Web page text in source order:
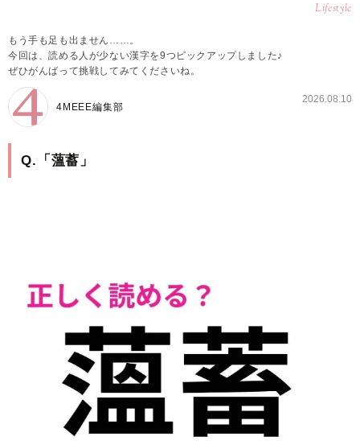
Lifestyle
もう手も足も出ません……。
今回は、読める人が少ない漢字を9つピックアップしました♪
ぜひがんばって挑戦してみてくださいね。
4MEEE編集部
2026.08.10
Q.「薀蓄」